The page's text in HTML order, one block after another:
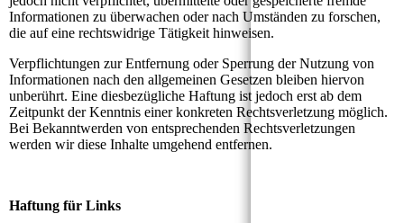
Informationen zu überwachen oder nach Umständen zu forschen,
die auf eine rechtswidrige Tätigkeit hinweisen.
Verpflichtungen zur Entfernung oder Sperrung der Nutzung von
Informationen nach den allgemeinen Gesetzen bleiben hiervon
unberührt. Eine diesbezügliche Haftung ist jedoch erst ab dem
Zeitpunkt der Kenntnis einer konkreten Rechtsverletzung möglich.
Bei Bekanntwerden von entsprechenden Rechtsverletzungen
werden wir diese Inhalte umgehend entfernen.
Haftung für Links